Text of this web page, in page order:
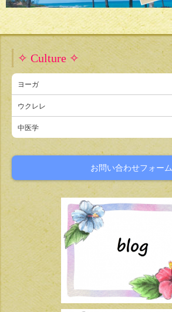
✧ Culture ✧
ヨーガ
ウクレレ
中医学
お問い合わせフォーム